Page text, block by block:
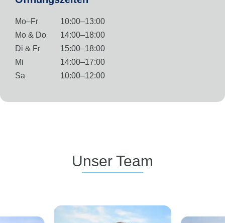
Mo–Fr
10:00–13:00
Mo & Do
14:00–18:00
Di & Fr
15:00–18:00
Mi
14:00–17:00
Sa
10:00–12:00
Unser Team